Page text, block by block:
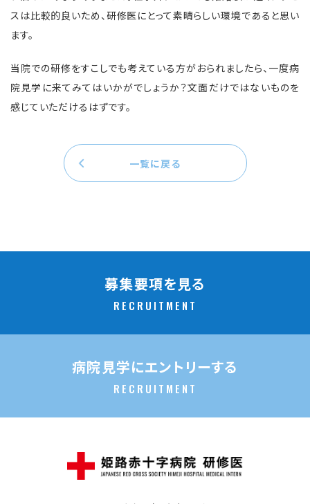
スは比較的良いため、研修医にとって素晴らしい環境であると思い
ます。
当院での研修をすこしでも考えている方がおられましたら、一度病
院見学に来てみてはいかがでしょうか？文面だけではないものを
感じていただけるはずです。
一覧に戻る
募集要項を見る
RECRUITMENT
病院見学にエントリーする
RECRUITMENT